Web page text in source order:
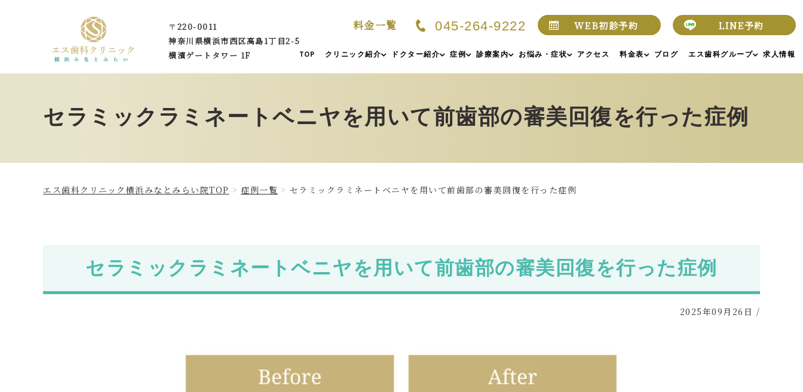
〒 220-0011
神奈川県横浜市西区高島1丁目2-5
横濱ゲートタワー 1F
料金一覧 045-264-9222 WEB初診予約 LINE予約
TOP クリニック紹介 ドクター紹介 症例 診療案内 お悩み・症状 アクセス 料金表 ブログ エス歯科グループ 求人情報
セラミックラミネートベニヤを用いて前歯部の審美回復を行った症例
エス歯科クリニック横浜みなとみらい院TOP 症例一覧 セラミックラミネートベニヤを用いて前歯部の審美回復を行った症例
セラミックラミネートベニヤを用いて前歯部の審美回復を行った症例
2025年09月26日 /